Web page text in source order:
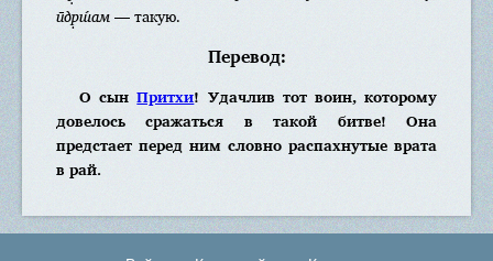
ӣдр̣ш́ам— такую.
Перевод:
О сынПритхи! Удачлив тот воин, которому
довелось сражаться в такой битве! Она
предстает перед ним словно распахнутые врата
в рай.